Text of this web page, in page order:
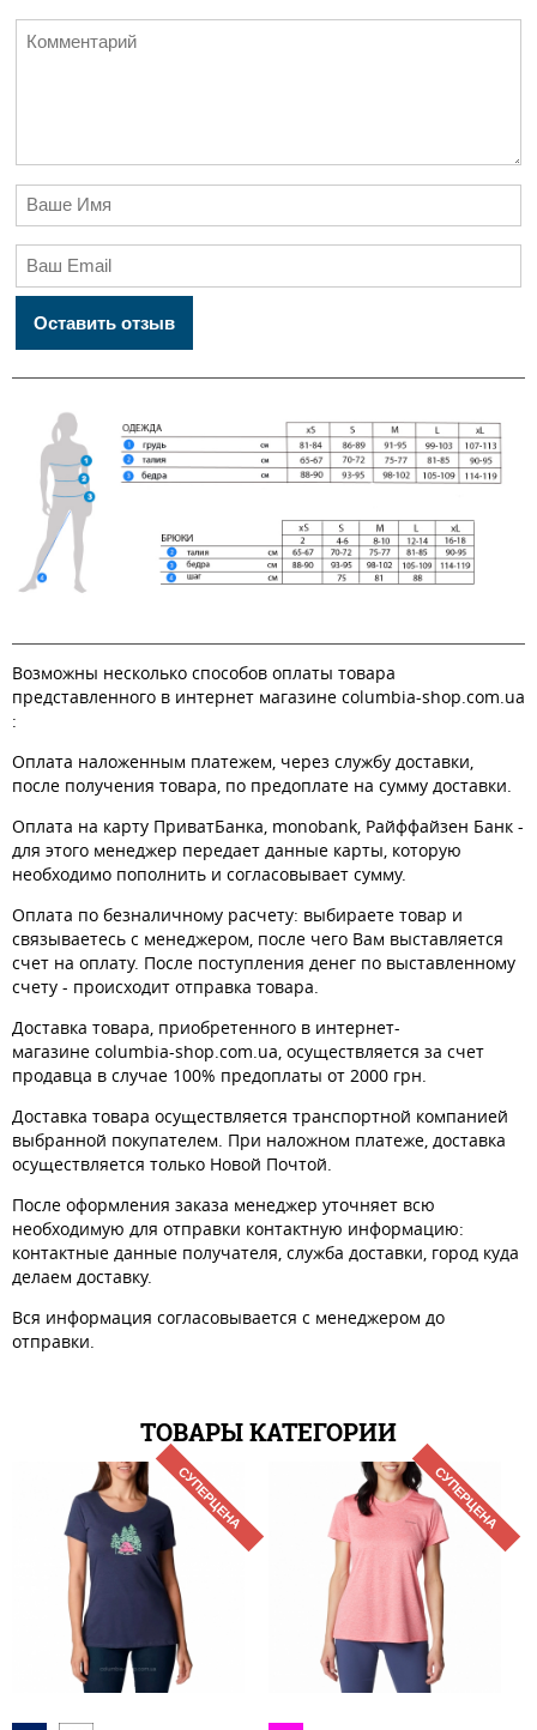
Оставить отзыв
Возможны несколько способов оплаты товара
представленного в интернет магазине columbia-shop.com.ua
:
Оплата наложенным платежем, через службу доставки,
после получения товара, по предоплате на сумму доставки.
Оплата на карту ПриватБанка, monobank, Райффайзен Банк -
для этого менеджер передает данные карты, которую
необходимо пополнить и согласовывает сумму.
Оплата по безналичному расчету: выбираете товар и
связываетесь с менеджером, после чего Вам выставляется
счет на оплату. После поступления денег по выставленному
счету - происходит отправка товара.
Доставка товара, приобретенного в интернет-
магазине columbia-shop.com.ua, осуществляется за счет
продавца в случае 100% предоплаты от 2000 грн.
Доставка товара осуществляется транспортной компанией
выбранной покупателем. При наложном платеже, доставка
осуществляется только Новой Почтой.
После оформления заказа менеджер уточняет всю
необходимую для отправки контактную информацию:
контактные данные получателя, служба доставки, город куда
делаем доставку.
Вся информация согласовывается с менеджером до
отправки.
ТОВАРЫ КАТЕГОРИИ
СУПЕРЦЕНА СУПЕРЦЕНА